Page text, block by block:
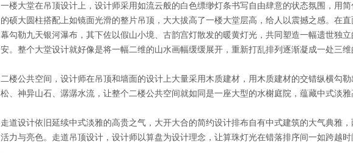
一楼大堂在吊顶设计上，设计师采用如流云般的白色缥缈灯条书写自由肆意的状态氛围，用
的硕大圆柱搭配上如镜面光滑的整片吊顶，大大拔高了一楼大堂层高，给人以震撼之感。在
幕勾勒九天银河瀑布，其下佐以假山小境、古韵宫灯散发的暖黄灯光，共同塑造一幅遗世独
安。整个大堂设计就好像是将一幅二维的山水画幅缓缓展开，重新打乱排列逐渐凝成一处三维
二楼公共空间，设计师在吊顶和墙面的设计上大量采用木质建材，用木质建材的交错纵横勾
松、神异山石、潺潺水流，让整个二楼公共空间就如同是一座大型的水榭庭院，蕴藏中式淡雅
走道设计依旧延续中式淡雅的高贵之气，大开大合的简约设计排布自有中式建筑的大气典雅
活力与亮色。走道吊顶设计，设计师以算盘为设计理念，让算珠灯光在错落排序间一如跨越